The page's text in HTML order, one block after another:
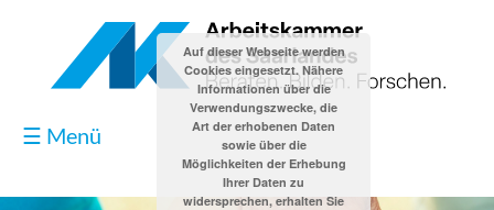
☰ Menü
Auf dieser Webseite werden
Cookies eingesetzt. Nähere
Informationen über die
Verwendungszwecke, die
Art der erhobenen Daten
sowie über die
Möglichkeiten der Erhebung
Ihrer Daten zu
widersprechen, erhalten Sie